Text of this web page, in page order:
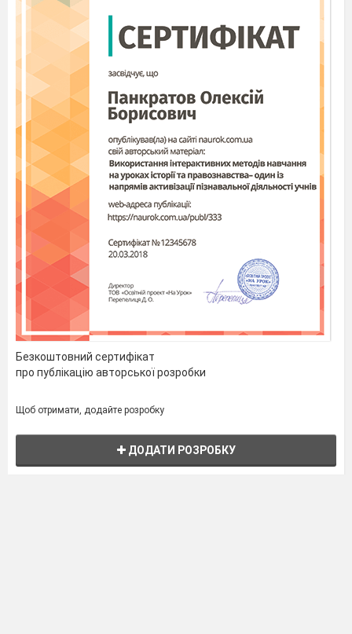
Безкоштовний сертифікат
про публікацію авторської розробки
Щоб отримати, додайте розробку
ДОДАТИ РОЗРОБКУ